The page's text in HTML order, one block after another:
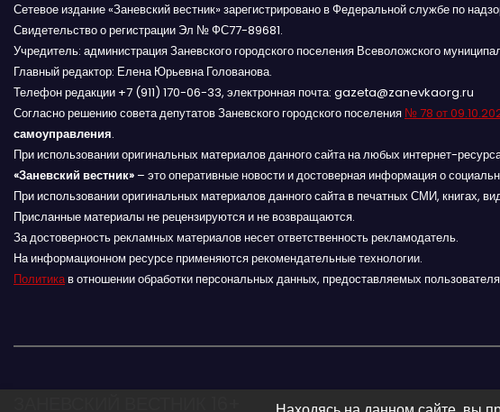
п
о
з
а
п
и
с
я
Сетевое издание «Заневский вестник» зарегистрировано в Федеральной службе по
Свидетельство о регистрации Эл № ФС77-89681.
Учредитель: администрация Заневского городского поселения Всеволожского
Главный редактор: Елена Юрьевна Голованова.
Телефон редакции +7 (911) 170-06-33, электронная почта: gazeta@zanevkaorg.ru
Согласно решению совета депутатов Заневского городского поселения № 78 от
самоуправления.
При использовании оригинальных материалов данного сайта на любых интернет-
«Заневский вестник» – это оперативные новости и достоверная информация о
При использовании оригинальных материалов данного сайта в печатных СМИ, книгах,
Присланные материалы не рецензируются и не возвращаются.
За достоверность рекламных материалов несет ответственность рекламодатель.
На информационном ресурсе применяются рекомендательные технологии.
Политикав отношении обработки персональных данных, предоставляемых